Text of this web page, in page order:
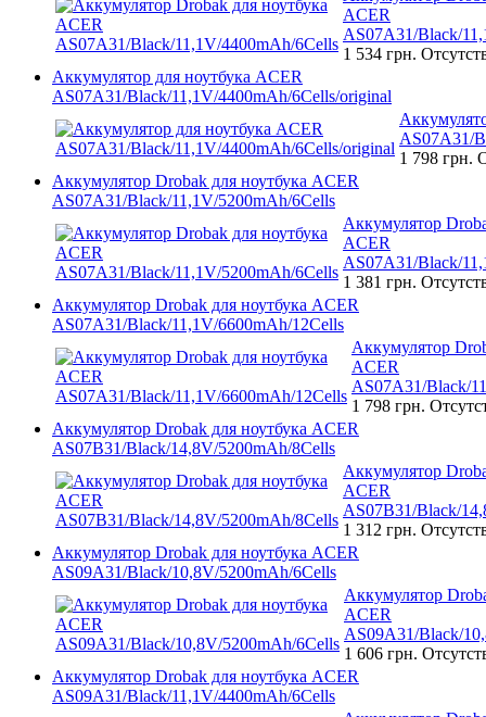
ACER
AS07A31/Black/
1 534 грн.
Аккумулятор для ноутбука ACER
AS07A31/Black/11,1V/4400mAh/6Cells/original
AS07A31/
1 798 грн.
Аккумулятор Drobak для ноутбука ACER
AS07A31/Black/11,1V/5200mAh/6Cells
Аккумулятор
ACER
AS07A31/Black/
1 381 грн.
Аккумулятор Drobak для ноутбука ACER
AS07A31/Black/11,1V/6600mAh/12Cells
Аккумулятор
ACER
AS07A31/Black/
1 798 грн.
Аккумулятор Drobak для ноутбука ACER
AS07B31/Black/14,8V/5200mAh/8Cells
Аккумулятор
ACER
AS07B31/Black/
1 312 грн.
Аккумулятор Drobak для ноутбука ACER
AS09A31/Black/10,8V/5200mAh/6Cells
Аккумулятор
ACER
AS09A31/Black/
1 606 грн.
Аккумулятор Drobak для ноутбука ACER
AS09A31/Black/11,1V/4400mAh/6Cells